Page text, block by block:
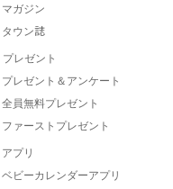
マガジン
タウン誌
プレゼント
プレゼント＆アンケート
全員無料プレゼント
ファーストプレゼント
アプリ
ベビーカレンダーアプリ